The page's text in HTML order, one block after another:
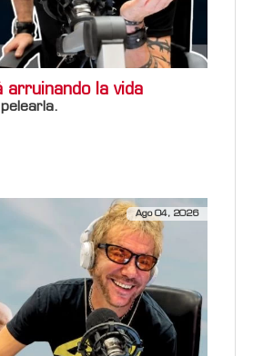
la vida
Ago 04, 2026